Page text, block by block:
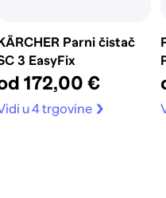
Parni čistač
3 EasyFix
172,00 €
u 4 trgovine